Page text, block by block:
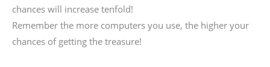
chances will increase tenfold!
Remember the more computers you use, the higher your
chances of getting the treasure!